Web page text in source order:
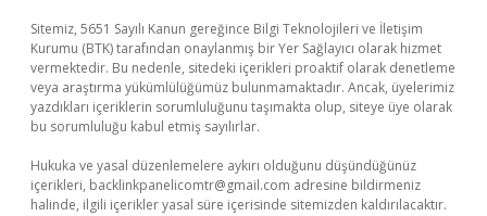
Sitemiz, 5651 Sayılı Kanun gereğince Bilgi Teknolojileri ve İletişim
Kurumu (BTK) tarafından onaylanmış bir Yer Sağlayıcı olarak hizmet
vermektedir. Bu nedenle, sitedeki içerikleri proaktif olarak denetleme
veya araştırma yükümlülüğümüz bulunmamaktadır. Ancak, üyelerimiz
yazdıkları içeriklerin sorumluluğunu taşımakta olup, siteye üye olarak
bu sorumluluğu kabul etmiş sayılırlar.
Hukuka ve yasal düzenlemelere aykırı olduğunu düşündüğünüz
içerikleri, backlinkpanelicomtr@gmail.com adresine bildirmeniz
halinde, ilgili içerikler yasal süre içerisinde sitemizden kaldırılacaktır.